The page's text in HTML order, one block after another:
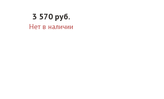
3 570 руб.
Нет в наличии